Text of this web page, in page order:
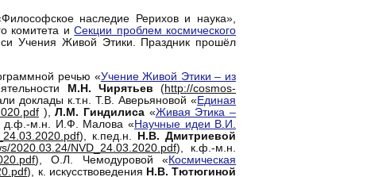
наследие Рерихов и наука»,
комитета иСекции проблем космического
Учения Живой Этики. Праздник прошёл
речью «Учение Живой Этики – из
М.Н. Чирятьев (http://cosmos-
доклады к.т.н. Т.В. Аверьяновой « Единая
),Л.М. Гиндилиса«Живая Этика –
д.ф.-м.н. И.Ф. Малова « Научные идеи В.И.
), к.пед.н.
Н.В. Дмитриевой
2020.03.24/NVD_24.03.2020.pdf), к.ф.-м.н.
), О.Л. Чемодуровой « Космическая
), к. искусствоведения Н.В. Тютюгиной